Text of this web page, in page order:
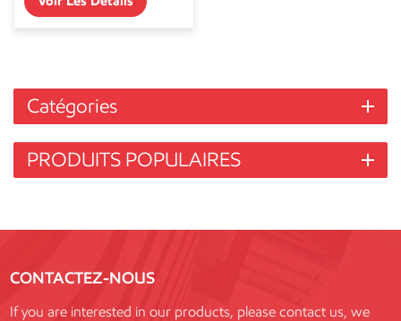
Catégories
PRODUITS POPULAIRES
CONTACTEZ-NOUS
If you are interested in our products, please contact us, we